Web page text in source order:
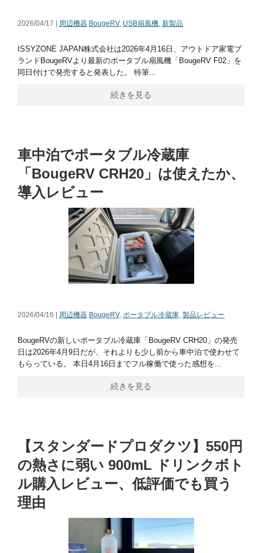
2026/04/17 | 周辺機器 BougeRV, USB扇風機, 新製品
ISSYZONE JAPAN株式会社は2026年4月16日、アウトドア家電ブ
ランドBougeRVより最新のポータブル扇風機「BougeRV F02」を
同日付けで発売すると発表した。 特筆...
続きを見る
車中泊でポータブル冷蔵庫
「BougeRV CRH20」は使えたか、
導入レビュー
2026/04/16 | 周辺機器 BougeRV, ポータブル冷蔵庫, 製品レビュー
BougeRVの新しいポータブル冷蔵庫「BougeRV CRH20」の発売
日は2026年4月9日だが、それよりも少し前から車中泊で使わせて
もらっている。 本日4月16日までフル稼働で使った感想を...
続きを見る
【スタンダードプロダクツ】550円
の熱さに弱い 900mL ドリンクボト
ル購入レビュー、低評価でも買う
理由